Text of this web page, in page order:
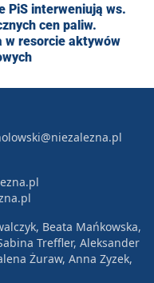
PiS interweniują ws.
cen paliw.
w resorcie aktywów
Beata Mańkowska,
Treffler, Aleksander
Żuraw, Anna Zyzek,